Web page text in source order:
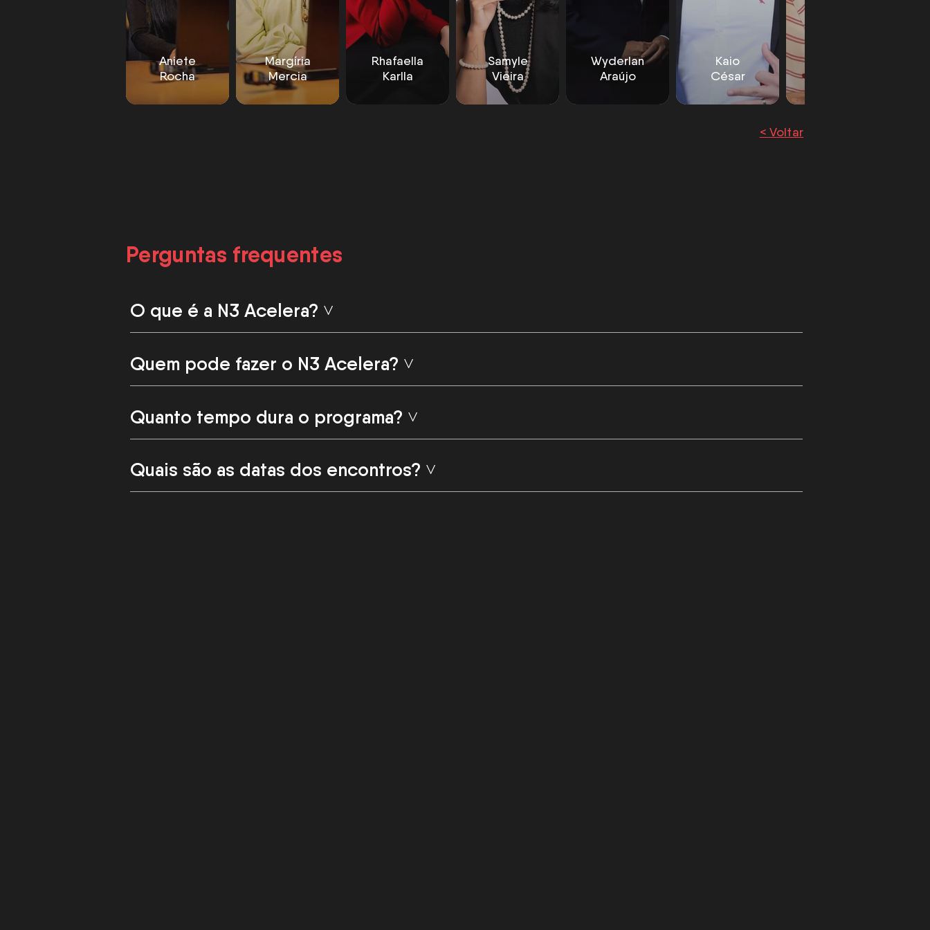
Aniete
Rocha
Margíria
Mercia
Rhafaella
Karlla
Samyle
Vieira
Wyderlan
Araújo
Kaio
César
< Voltar
Perguntas frequentes
O que é a N3 Acelera? ˅
Quem pode fazer o N3 Acelera? ˅
Quanto tempo dura o programa? ˅
Quais são as datas dos encontros? ˅